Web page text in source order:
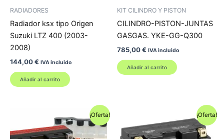
RADIADORES
Radiador ksx tipo Origen
Suzuki LTZ 400 (2003-
2008)
144,00€ IVA incluido
Añadir al carrito
KIT CILINDRO Y PISTON
CILINDRO-PISTON-JUNTAS
GASGAS. YKE-GG-Q300
785,00€ IVA incluido
Añadir al carrito
¡Oferta! ¡Oferta!